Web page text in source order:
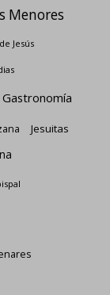
Menores
Jesús
Gastronomía
Jesuitas